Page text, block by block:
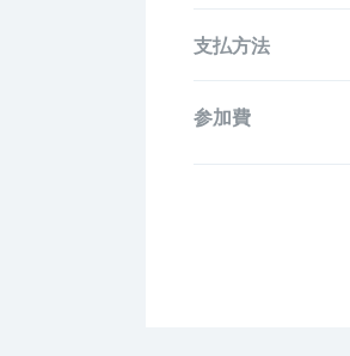
支払方法
参加費